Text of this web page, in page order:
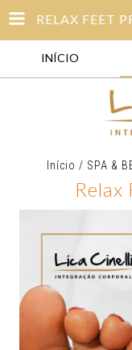
RELAX FEET
INÍCIO
Início / SPA &
Relax